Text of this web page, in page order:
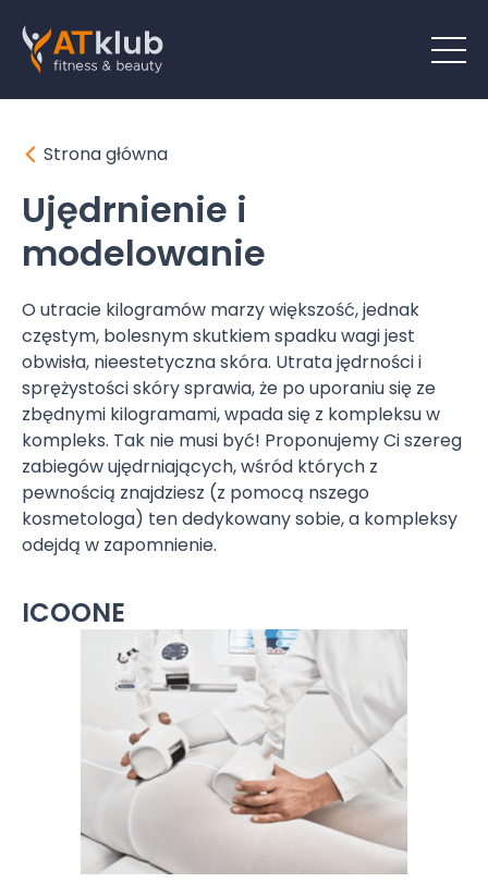
Strona główna
Ujędrnienie i
modelowanie
O utracie kilogramów marzy większość, jednak
częstym, bolesnym skutkiem spadku wagi jest
obwisła, nieestetyczna skóra. Utrata jędrności i
sprężystości skóry sprawia, że po uporaniu się ze
zbędnymi kilogramami, wpada się z kompleksu w
kompleks. Tak nie musi być! Proponujemy Ci szereg
zabiegów ujędrniających, wśród których z
pewnością znajdziesz (z pomocą nszego
kosmetologa) ten dedykowany sobie, a kompleksy
odejdą w zapomnienie.
ICOONE